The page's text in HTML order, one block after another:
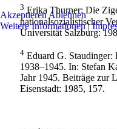
3 Erika Thurner: Die
nationalsozialistischer
Universität Salzburg:
4 Eduard G.
1938–1945. In: Stefan
Jahr 1945. Beiträge zur
Eisenstadt: 1985, 157.
Akzeptieren Ablehnen
Weitere Informationen|